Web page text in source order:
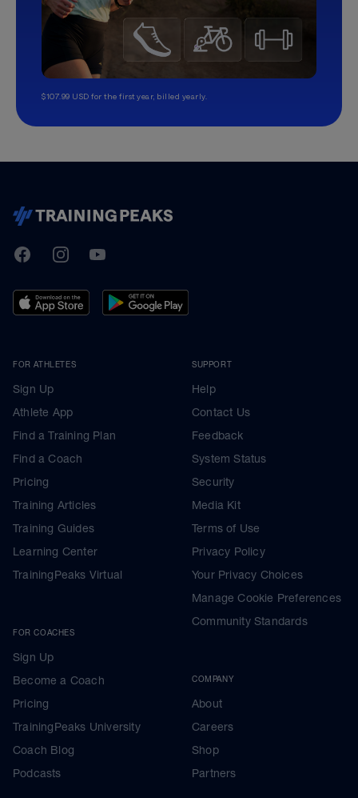
$107.99 USD for the first year, billed yearly.
TrainingPeaks
FacebookInstagramYoutube
FOR ATHLETES
Sign Up
Athlete App
Find a Training Plan
Find a Coach
Pricing
Training Articles
Training Guides
Learning Center
TrainingPeaks Virtual
FOR COACHES
Sign Up
Become a Coach
Pricing
TrainingPeaks University
Coach Blog
Podcasts
SUPPORT
Help
Contact Us
Feedback
System Status
Security
Media Kit
Terms of Use
Privacy Policy
Your Privacy Choices
Manage Cookie Preferences
Community Standards
COMPANY
About
Careers
Shop
Partners